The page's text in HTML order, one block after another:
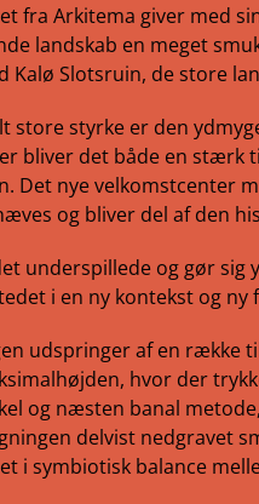
fra Arkitema giver med
landskab en meget
Kalø Slotsruin, de store
store styrke er den
bliver det både en stærk
Det nye velkomstcenter
og bliver del af den
underspillede og gør
i en ny kontekst og ny
udspringer af en række
hvor der
og næsten banal
delvist nedgravet
i symbiotisk balance